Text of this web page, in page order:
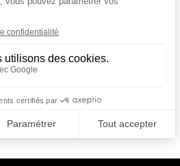
multi-usages (non-feu)